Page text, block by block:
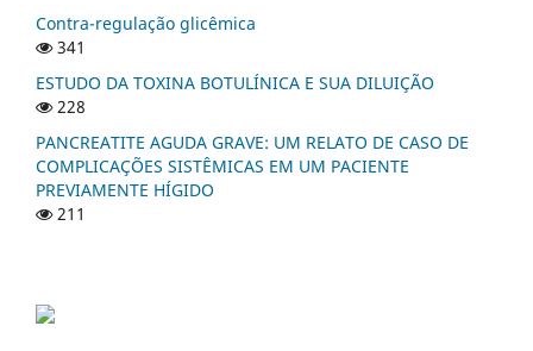
Contra-regulação glicêmica
341
ESTUDO DA TOXINA BOTULÍNICA E SUA DILUIÇÃO
228
PANCREATITE AGUDA GRAVE: UM RELATO DE CASO DE
COMPLICAÇÕES SISTÊMICAS EM UM PACIENTE
PREVIAMENTE HÍGIDO
211